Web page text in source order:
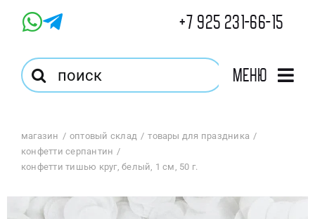
+7 925 231-66-15
Результат
поиска:
Меню
Магазин
Оптовый Магазин
магазин оптовый склад
товары для праздника
конфетти серпантин
конфетти тишью круг, белый, 1 см, 50 г.